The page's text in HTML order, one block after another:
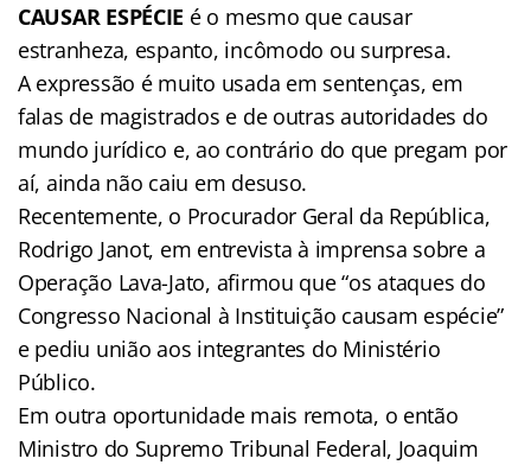
CAUSAR ESPÉCIE é o mesmo que causar
estranheza, espanto, incômodo ou surpresa.
A expressão é muito usada em sentenças, em
falas de magistrados e de outras autoridades do
mundo jurídico e, ao contrário do que pregam por
aí, ainda não caiu em desuso.
Recentemente, o Procurador Geral da República,
Rodrigo Janot, em entrevista à imprensa sobre a
Operação Lava-Jato, afirmou que “os ataques do
Congresso Nacional à Instituição causam espécie”
e pediu união aos integrantes do Ministério
Público.
Em outra oportunidade mais remota, o então
Ministro do Supremo Tribunal Federal, Joaquim